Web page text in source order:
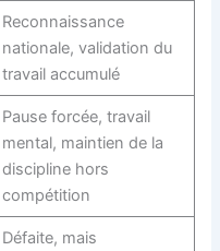
Reconnaissance
nationale, validation du
travail accumulé
Pause forcée, travail
mental, maintien de la
discipline hors
compétition
Défaite, mais